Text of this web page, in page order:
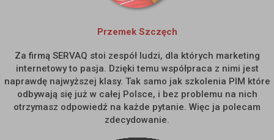
Przemek Szczęch
Za firmą SERVAQ stoi zespół ludzi, dla których marketing
internetowy to pasja. Dzięki temu współpraca z nimi jest
naprawdę najwyższej klasy. Tak samo jak szkolenia PIM które
odbywają się już w całej Polsce, i bez problemu na nich
otrzymasz odpowiedź na każde pytanie. Więc ja polecam
zdecydowanie.